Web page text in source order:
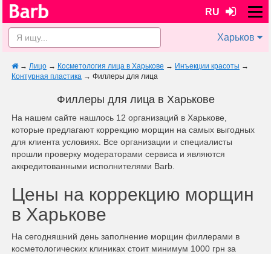
RU
Харьков
→ Лицо → Косметология лица в Харькове → Инъекции красоты →
Контурная пластика → Филлеры для лица
Филлеры для лица в Харькове
На нашем сайте нашлось 12 организаций в Харькове,
которые предлагают коррекцию морщин на самых выгодных
для клиента условиях. Все организации и специалисты
прошли проверку модераторами сервиса и являются
аккредитованными исполнителями Barb.
Цены на коррекцию морщин
в Харькове
На сегодняшний день заполнение морщин филлерами в
косметологических клиниках стоит минимум 1000 грн за